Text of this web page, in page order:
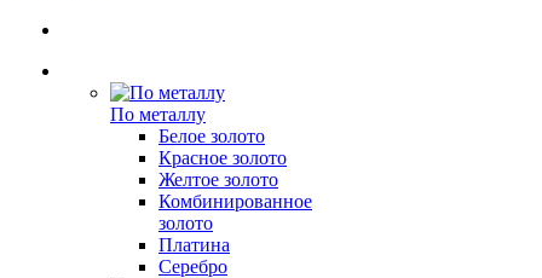
По металлу
Белое золото
Красное золото
Желтое золото
Комбинированное
золото
Платина
Серебро